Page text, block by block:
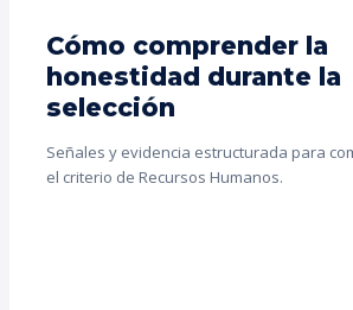
Cómo comprender la
honestidad durante la
selección
Señales y evidencia estructurada para
el criterio de Recursos Humanos.